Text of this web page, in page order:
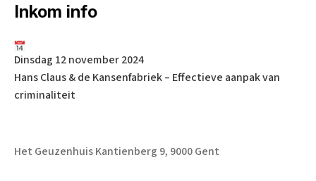
Inkom info
Dinsdag 12 november 2024
Hans Claus & de Kansenfabriek – Effectieve aanpak van
criminaliteit
Het Geuzenhuis Kantienberg 9, 9000 Gent